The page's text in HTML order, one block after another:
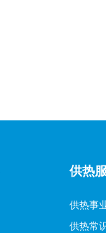
供热
供热事
供热常